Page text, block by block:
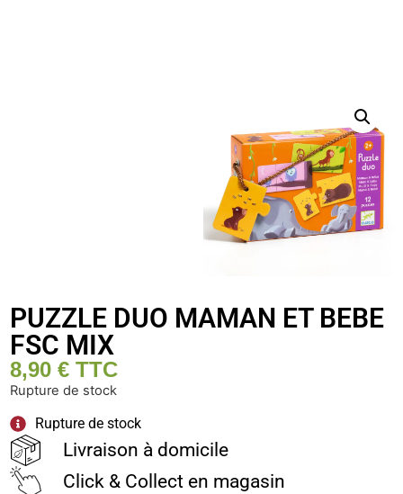
PUZZLE DUO MAMAN ET BEBE
FSC MIX
8,90€ TTC
Rupture de stock
Rupture de stock
Livraison à domicile
Click & Collect en magasin